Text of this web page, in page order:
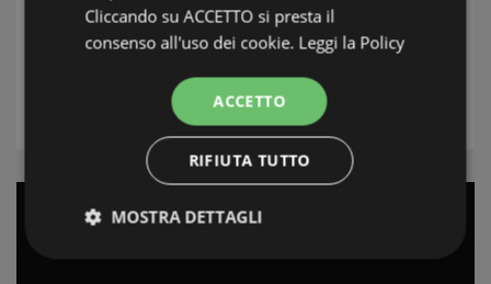
Tipologia
RICERCA
Cliccando su ACCETTO si presta il
consenso all'uso dei cookie. Leggi la Policy
ACCETTO
RIFIUTA TUTTO
MOSTRA DETTAGLI